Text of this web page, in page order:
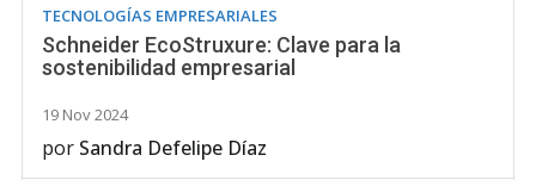
TECNOLOGÍAS EMPRESARIALES
Schneider EcoStruxure: Clave para la
sostenibilidad empresarial
19 Nov 2024
por Sandra Defelipe Díaz